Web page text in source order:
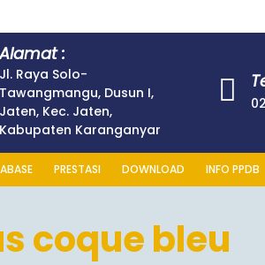
:
Jl. Raya Solo-
Tawangmangu, Dusun I,
Jaten, Kec. Jaten,
Kabupaten Karanganyar
PRESTASI DOWNLOAD INFO PPDB
coque bleu